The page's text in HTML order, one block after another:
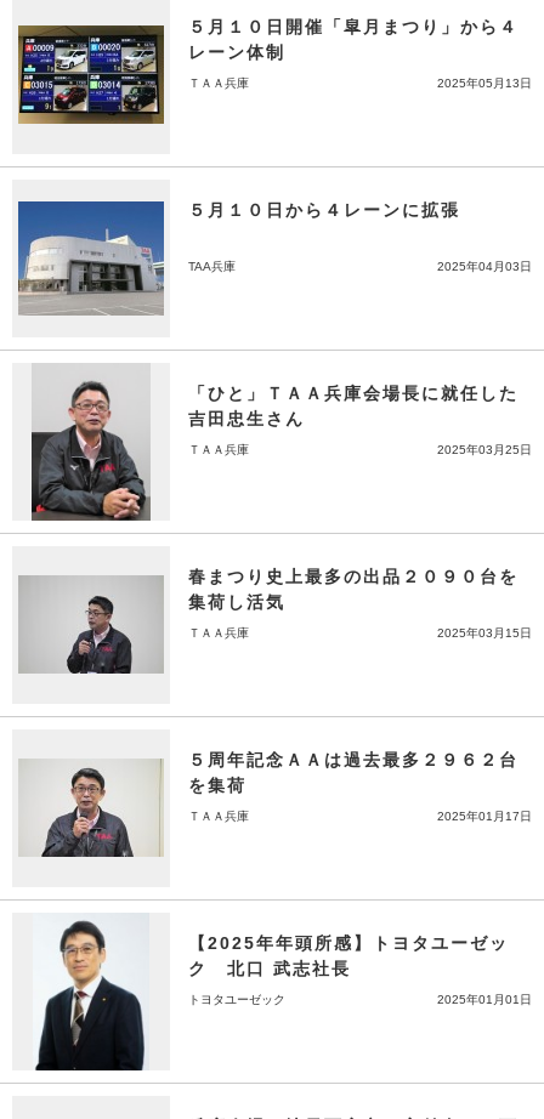
５月１０日開催「皐月まつり」から４
レーン体制
ＴＡＡ兵庫 2025年05月13日
５月１０日から４レーンに拡張
TAA兵庫 2025年04月03日
「ひと」ＴＡＡ兵庫会場長に就任した
吉田忠生さん
ＴＡＡ兵庫 2025年03月25日
春まつり史上最多の出品２０９０台を
集荷し活気
ＴＡＡ兵庫 2025年03月15日
５周年記念ＡＡは過去最多２９６２台
を集荷
ＴＡＡ兵庫 2025年01月17日
【2025年年頭所感】トヨタユーゼッ
ク 北口 武志社長
トヨタユーゼック 2025年01月01日